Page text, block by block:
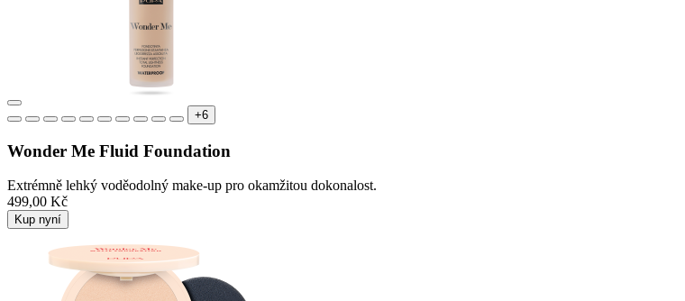
+6
Wonder Me Fluid Foundation
Extrémně lehký voděodolný make-up pro okamžitou dokonalost.
499,00 Kč
Kup nyní